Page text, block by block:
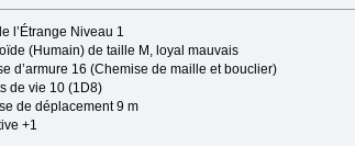
l’Étrange Niveau 1
(Humain) de taille M, loyal mauvais
d’armure 16 (Chemise de maille et bouclier)
de vie 10 (1D8)
de déplacement 9 m
+1